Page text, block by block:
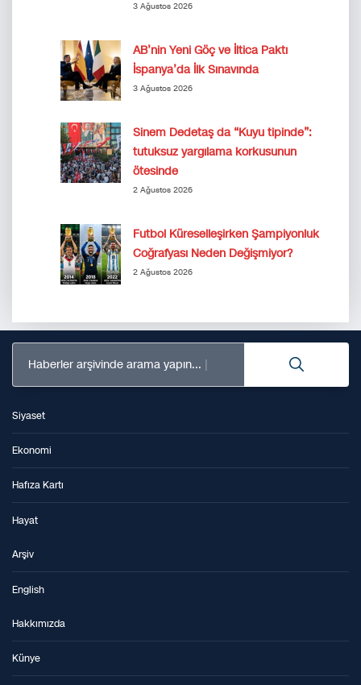
3 Ağustos 2026
AB’nin Yeni Göç ve İltica Paktı
İspanya’da İlk Sınavında
3 Ağustos 2026
Sinem Dedetaş da “Kuyu tipinde”:
tutuksuz yargılama korkusunun
ötesinde
2 Ağustos 2026
Futbol Küreselleşirken Şampiyonluk
Coğrafyası Neden Değişmiyor?
2 Ağustos 2026
Haberler arşivinde arama yapın...
Siyaset
Ekonomi
Hafıza Kartı
Hayat
Arşiv
English
Hakkımızda
Künye